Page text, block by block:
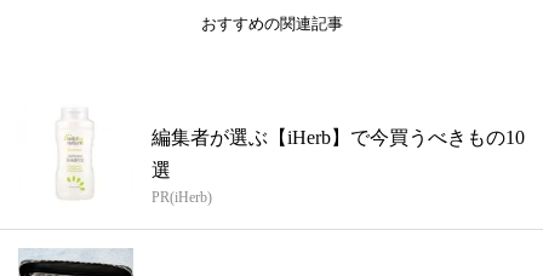
おすすめの関連記事
編集者が選ぶ【iHerb】で今買うべきもの10
選
PR(iHerb)